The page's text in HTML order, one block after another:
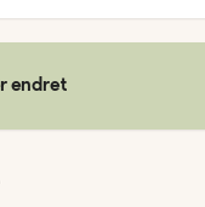
endret